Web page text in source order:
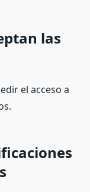
las
el acceso a